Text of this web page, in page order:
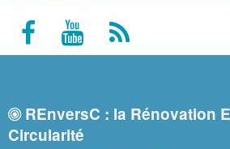
REnversC : la Rénovation
Circularité